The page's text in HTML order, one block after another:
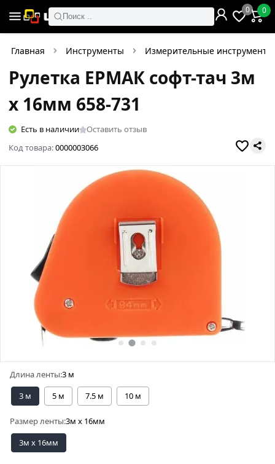
Поиск ..
0 0
Главная Инструменты Измерительные инструменты
Рулетка ЕРМАК софт-тач 3м
х 16мм 658-731
Есть в наличии
Оставить отзыв
Код товара:0000003066
Длина ленты:3 м
3 м
5 м 7.5 м 10 м
Размер ленты:3м х 16мм
3м х 16мм